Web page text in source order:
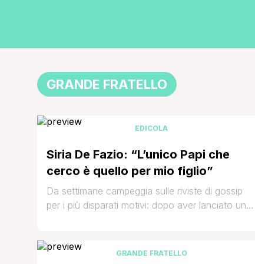
GRANDE FRATELLO
EDICOLA
Siria De Fazio: “L’unico Papi che
cerco è quello per mio figlio”
Da settimane campeggia sulle riviste di gossip
per i più disparati motivi: dopo aver lanciato un
Fazio, professione mangiafuoco, cerca di
GRANDE FRATELLO